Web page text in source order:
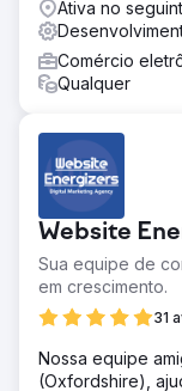
Ativa no
Comércio
Qualquer
Website
Sua equipe de
em crescimento.
31
Nossa equipe
(Oxfordshire),